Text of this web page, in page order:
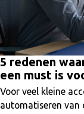
5 redenen
een must is
Voor veel kleine
automatiseren van